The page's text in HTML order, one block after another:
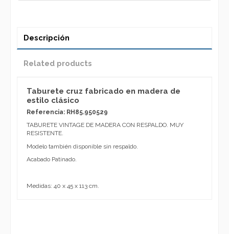
Descripción
Related products
Taburete cruz fabricado en madera de
estilo clásico
Referencia: RH85.950529
TABURETE VINTAGE DE MADERA CON RESPALDO. MUY
RESISTENTE.
Modelo también disponible sin respaldo.
Acabado Patinado.
Medidas: 40 x 45 x 113 cm.